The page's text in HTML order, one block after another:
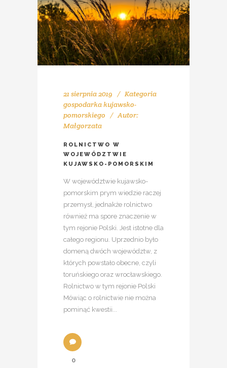
21 sierpnia 2019
Kategoria
gospodarka kujawsko-
pomorskiego
Autor:
Małgorzata
ROLNICTWO W
WOJEWÓDZTWIE
KUJAWSKO-POMORSKIM
W województwie kujawsko-
pomorskim prym wiedzie raczej
przemysł, jednakże rolnictwo
również ma spore znaczenie w
tym rejonie Polski. Jest istotne dla
całego regionu. Uprzednio było
domeną dwóch województw, z
których powstało obecne, czyli
toruńskiego oraz wrocławskiego.
Rolnictwo w tym rejonie Polski
Mówiąc o rolnictwie nie można
pominąć kwestii...
0